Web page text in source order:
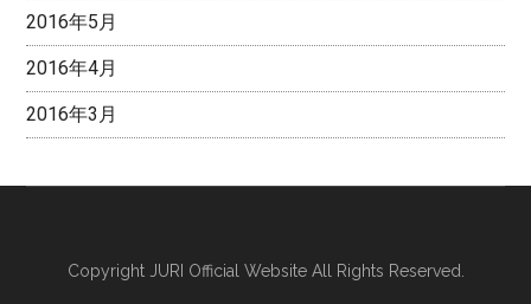
2016年5月
2016年4月
2016年3月
Copyright JURI Official WebsiteAll Rights Reserved.